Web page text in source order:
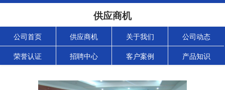
供应商机
公司首页 供应商机 关于我们 公司动态
荣誉认证 招聘中心 客户案例 产品知识